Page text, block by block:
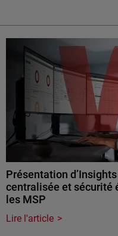
Présentation
centralisée et sécurité
les MSP
Lire l'article